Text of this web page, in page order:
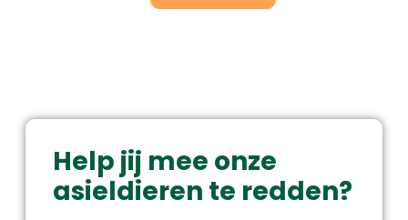
Help jij mee onze
asieldieren te redden?